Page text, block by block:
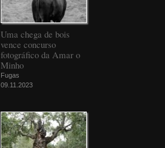
Uma chega de bois
vence concurso
fotográfico da Amar o
Minho
Fugas
09.11.2023